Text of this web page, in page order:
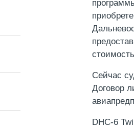
Сейчас
Договор
DHC-6